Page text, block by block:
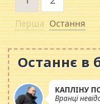
Перша Остання
Останнє в
КАПЛІНУ
Вранці